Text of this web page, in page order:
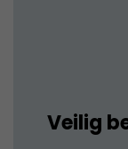
Veilig